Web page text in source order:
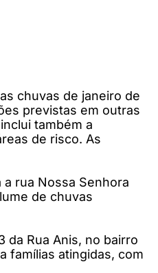
chuvas de janeiro de
previstas em outras
também a
de risco. As
rua Nossa Senhora
de chuvas
da Rua Anis, no bairro
famílias atingidas, com